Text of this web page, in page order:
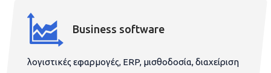
Business software
λογιστικές εφαρμογές, ERP, μισθοδοσία, διαχείριση